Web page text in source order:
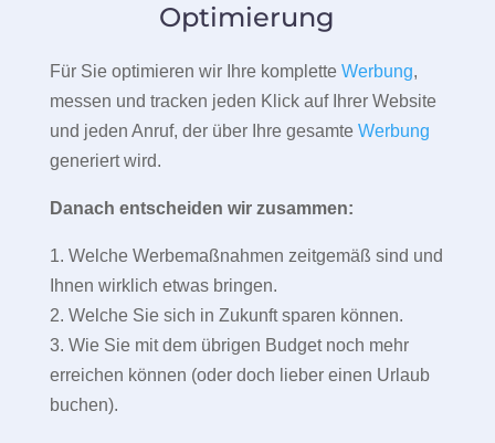
Optimierung
Für Sie optimieren wir Ihre komplette Werbung,
messen und tracken jeden Klick auf Ihrer Website
und jeden Anruf, der über Ihre gesamte Werbung
generiert wird.
Danach entscheiden wir zusammen:
1. Welche Werbemaßnahmen zeitgemäß sind und
Ihnen wirklich etwas bringen.
2. Welche Sie sich in Zukunft sparen können.
3. Wie Sie mit dem übrigen Budget noch mehr
erreichen können (oder doch lieber einen Urlaub
buchen).